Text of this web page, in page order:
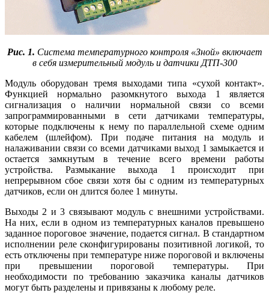
Рис. 1. Система температурного контроля «Зной» включает
в себя измерительный модуль и датчики ДТП‑300
Модуль оборудован тремя выходами типа «сухой контакт».
Функцией нормально разомкнутого выхода 1 является
сигнализация о наличии нормальной связи со всеми
запрограммированными в сети датчиками температуры,
которые подключены к нему по параллельной схеме одним
кабелем (шлейфом). При подаче питания на модуль и
налаживании связи со всеми датчиками выход 1 замыкается и
остается замкнутым в течение всего времени работы
устройства. Размыкание выхода 1 происходит при
непрерывном сбое связи хотя бы с одним из температурных
датчиков, если он длится более 1 минуты.
Выходы 2 и 3 связывают модуль с внешними устройствами.
На них, если в одном из температурных каналов превышено
заданное пороговое значение, подается сигнал. В стандартном
исполнении реле сконфигурированы позитивной логикой, то
есть отключены при температуре ниже пороговой и включены
при превышении пороговой температуры. При
необходимости по требованию заказчика каналы датчиков
могут быть разделены и привязаны к любому реле.